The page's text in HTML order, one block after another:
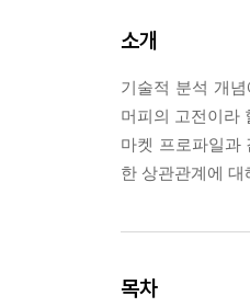
소개
기술적 분석 개
머피의 고전이라
마켓 프로파일과
한 상관관계에
목차